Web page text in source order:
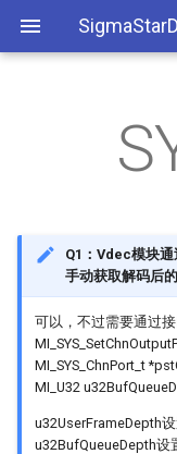
BSP开发参考
图像开发参考
VDF Q&A
FLASH Q&A
RTC Q&A
SATA Q&A
MISC Q&A
910Q/920G APITool
920G GPIO复用SPI
Boot传参至Kernel
GPIO驱动能力调节
接标清相机时XVR
Q1：Vdec模块
手动获取解码后
可以，不过需要通过接
MI_SYS_ChnPort_t
MI_U32
u32UserFrameDepth
u32BufQueueDepth